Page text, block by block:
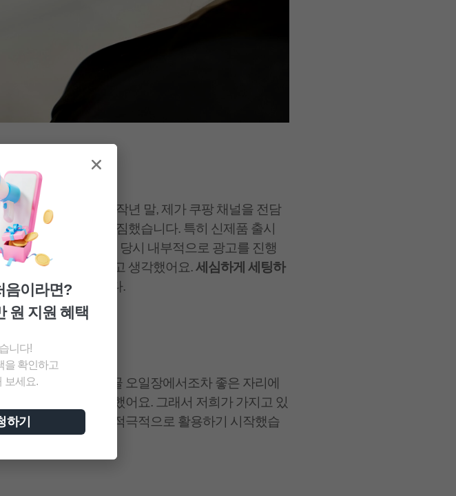
터 시작됐습니다. 작년 말, 제가 쿠팡 채널을 전담
알려야겠다고 다짐했습니다. 특히 신제품 출시
고를 시작
했습니다. 당시 내부적으로 광고를 진행
오히려 그게 기회라고 생각했어요.세심하게 세팅하
는 확신이 있었습니다.
요?
고 생각했습니다. 시골 오일장에서조차 좋은 자리에
마찬가지라고 생각했어요. 그래서 저희가 가지고 있
위해
쿠팡 광고를 적극적으로 활용하기 시작했습
음이라면?
원 지원 혜택
니다!
을 확인하고
보세요.
하기